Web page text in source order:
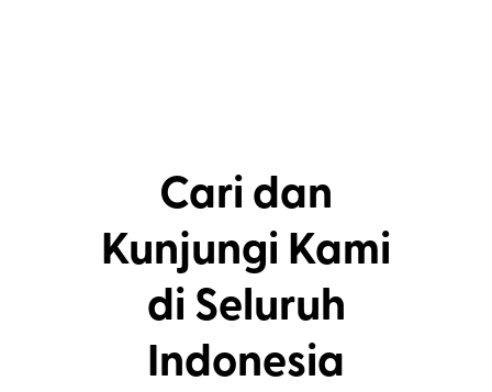
Cari dan
Kunjungi Kami
di Seluruh
Indonesia